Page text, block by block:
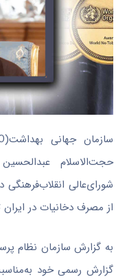
حجت‌الاسلام
شورای‌عالی
از مصرف دخانیات در ایران
به گزارش سازمان نظام